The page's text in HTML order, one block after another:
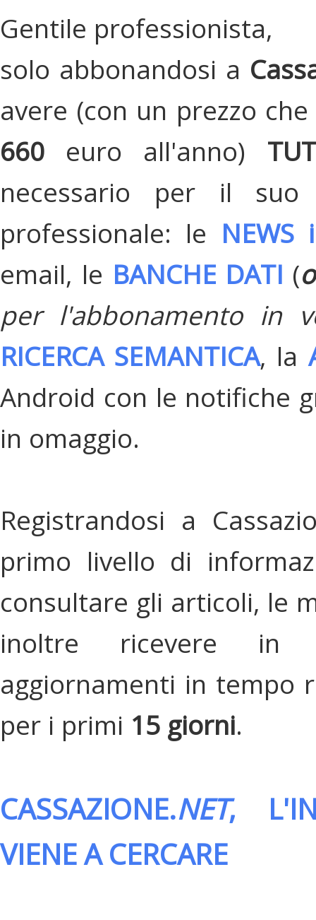
Gentile professionista,
solo abbonandosi a
avere (con un prezzo
660 euro all'anno)
necessario per il suo
professionale: le
email, le BANCHE DATI (
per l'abbonamento in
RICERCA SEMANTICA, la
Android con le notifiche
in omaggio.
Registrandosi a
primo livello di
consultare gli articoli, le
inoltre ricevere in
aggiornamenti in tempo
per i primi 15 giorni.
CASSAZIONE.NET,
VIENE A CERCARE